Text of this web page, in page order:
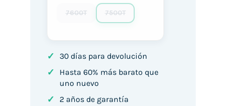
7600T 7500T
✓ 30 días para devolución
✓
Hasta 60% más barato que
uno nuevo
✓ 2 años de garantía